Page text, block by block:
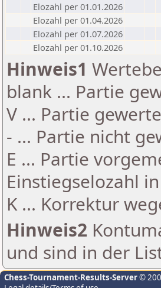
Elozahl per 01.01.2026
Elozahl per 01.04.2026
Elozahl per 01.07.2026
Elozahl per 01.10.2026
Hinweis1
blank ... Partie
V ... Partie
- ... Partie nicht
E ... Partie
Einstiegselozahl
K ... Korrektur
Hinweis2
und sind in der
Chess-Tournament-Results-Server©